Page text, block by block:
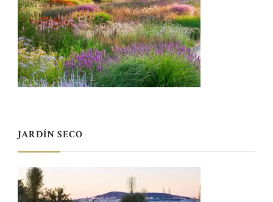
JARDÍN SECO